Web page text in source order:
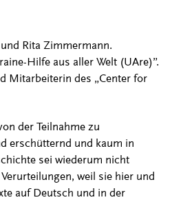
Rita Zimmermann.
Hilfe aus aller Welt (UAre)”.
Mitarbeiterin des „Center for
der Teilnahme zu
erschütternd und kaum in
sei wiederum nicht
weil sie hier und
auf Deutsch und in der